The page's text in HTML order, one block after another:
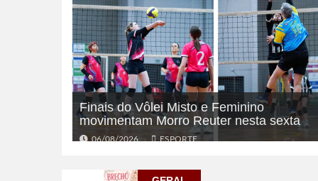
Finais do Vôlei Misto e Feminino
movimentam Morro Reuter nesta sexta
06/08/2026 ESPORTE